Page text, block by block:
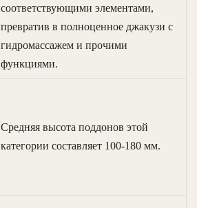
соответствующими элементами,
превратив в полноценное джакузи с
гидромассажем и прочими
функциями.
Средняя высота поддонов этой
категории составляет 100-180 мм.